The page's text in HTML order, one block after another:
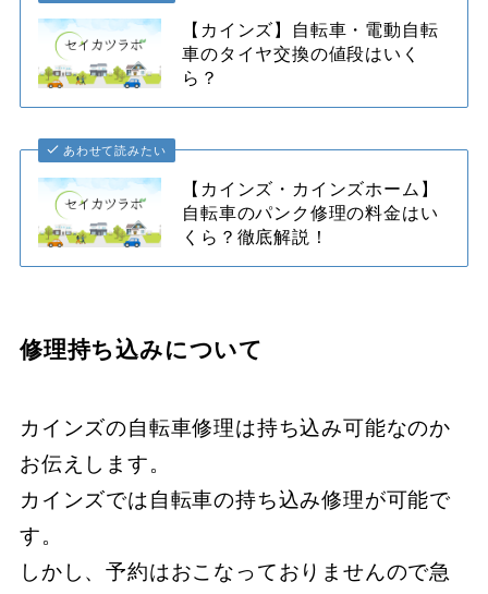
【カインズ】自転車・電動自転
車のタイヤ交換の値段はいく
ら？
あわせて読みたい
【カインズ・カインズホーム】
自転車のパンク修理の料金はい
くら？徹底解説！
修理持ち込みについて
カインズの自転車修理は持ち込み可能なのか
お伝えします。
カインズでは自転車の持ち込み修理が可能で
す。
しかし、予約はおこなっておりませんので急